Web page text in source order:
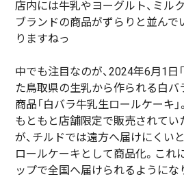
店内には牛乳やヨーグルト、ミル
ブランドの商品がずらりと並んで
りますねっ
中でも注目なのが、2024年6月1日
た鳥取県の生乳から作られる白バ
商品「白バラ牛乳生ロールケーキ」。
もともと店舗限定で販売されてい
が、チルドでは遠方へ届けにくい
ロールケーキとして商品化。これ
ップで全国へ届けられるようにな